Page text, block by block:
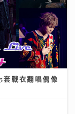
戰衣翻唱偶像